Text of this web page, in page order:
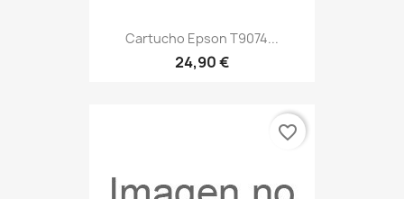
Cartucho Epson T9074...
24,90 €
favorite_border